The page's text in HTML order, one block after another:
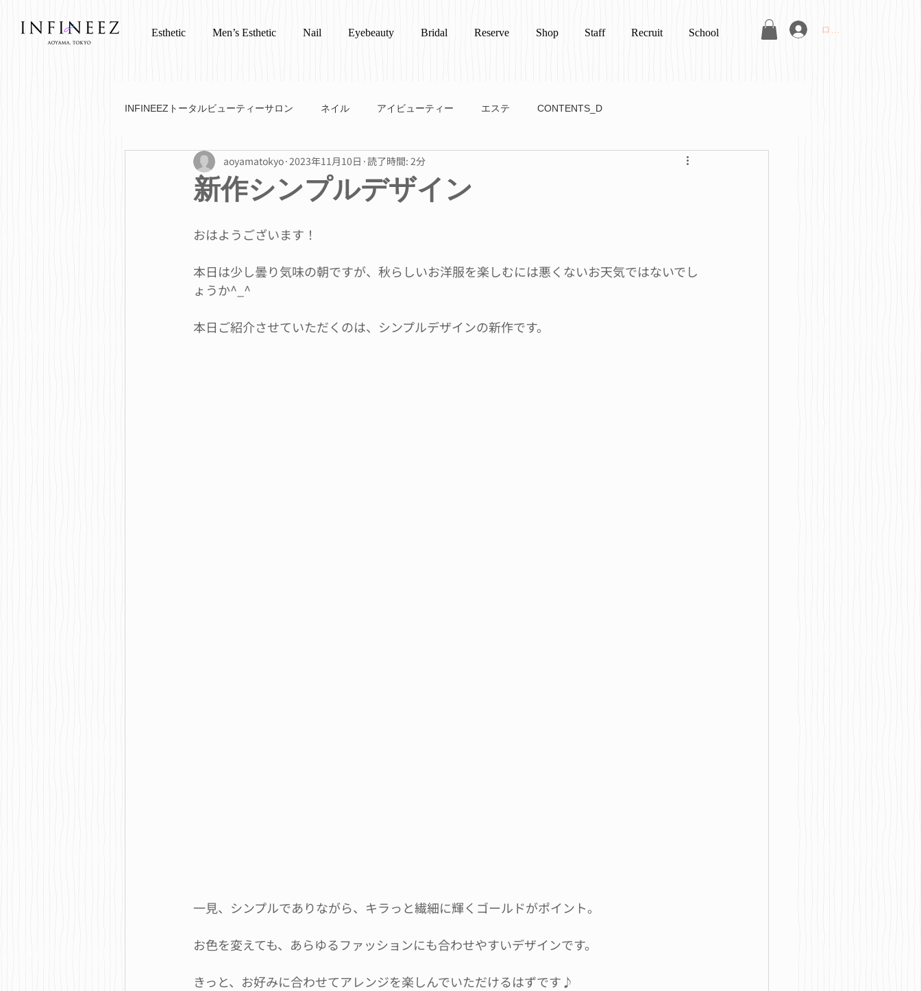
Esthetic Men’s Esthetic Nail Eyebeauty Bridal Reserve Shop Staff Recruit School ログイン
INFINEEZトータルビューティーサロン ネイル アイビューティー エステ CONTENTS_D
新作シンプルデザイン
aoyamatokyo 2023年11月10日 読了時間: 2分
おはようございます！
本日は少し曇り気味の朝ですが、秋らしいお洋服を楽しむには悪くないお天気ではないでし
ょうか^_^
本日ご紹介させていただくのは、シンプルデザインの新作です。
一見、シンプルでありながら、キラっと繊細に輝くゴールドがポイント。
お色を変えても、あらゆるファッションにも合わせやすいデザインです。
きっと、お好みに合わせてアレンジを楽しんでいただけるはずです♪